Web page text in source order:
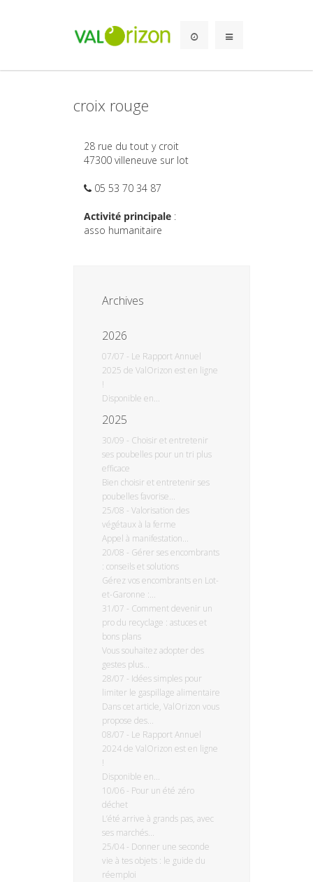
croix rouge
28 rue du tout y croit
47300 villeneuve sur lot
05 53 70 34 87
Activité principale :
asso humanitaire
Archives
2026
07/07 - Le Rapport Annuel
2025 de ValOrizon est en ligne
!
Disponible en...
2025
30/09 - Choisir et entretenir
ses poubelles pour un tri plus
efficace
Bien choisir et entretenir ses
poubelles favorise...
25/08 - Valorisation des
végétaux à la ferme
Appel à manifestation...
20/08 - Gérer ses encombrants
: conseils et solutions
Gérez vos encombrants en Lot-
et-Garonne :...
31/07 - Comment devenir un
pro du recyclage : astuces et
bons plans
Vous souhaitez adopter des
gestes plus...
28/07 - Idées simples pour
limiter le gaspillage alimentaire
Dans cet article, ValOrizon vous
propose des...
08/07 - Le Rapport Annuel
2024 de ValOrizon est en ligne
!
Disponible en...
10/06 - Pour un été zéro
déchet
L’été arrive à grands pas, avec
ses marchés...
25/04 - Donner une seconde
vie à tes objets : le guide du
réemploi